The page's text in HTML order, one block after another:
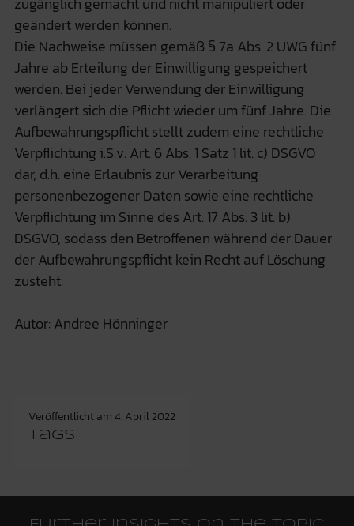
geändert werden können.
Die Nachweise müssen gemäß § 7a Abs. 2 UWG fünf
Jahre ab Erteilung der Einwilligung gespeichert
werden. Bei jeder Verwendung der Einwilligung
verlängert sich die Pflicht wieder um fünf Jahre. Die
Aufbewahrungspflicht stellt zudem eine rechtliche
Verpflichtung i.S.v. Art. 6 Abs. 1 Satz 1 lit. c) DSGVO
dar, d.h. eine Erlaubnis zur Verarbeitung
personenbezogener Daten sowie eine rechtliche
Verpflichtung im Sinne des Art. 17 Abs. 3 lit. b)
DSGVO, sodass den Betroffenen während der Dauer
der Aufbewahrungspflicht kein Recht auf Löschung
zusteht.
Autor: Andree Hönninger
Veröffentlicht am4. April 2022
Tags